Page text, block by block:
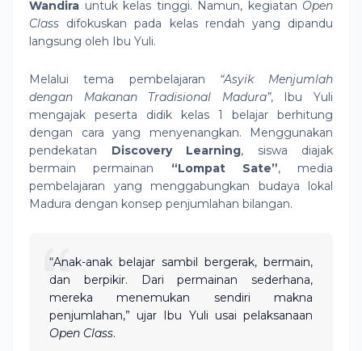
Wandira untuk kelas tinggi. Namun, kegiatan Open
Class difokuskan pada kelas rendah yang dipandu
langsung oleh Ibu Yuli.
Melalui tema pembelajaran “Asyik Menjumlah
dengan Makanan Tradisional Madura”, Ibu Yuli
mengajak peserta didik kelas 1 belajar berhitung
dengan cara yang menyenangkan. Menggunakan
pendekatan Discovery Learning, siswa diajak
bermain permainan “Lompat Sate”, media
pembelajaran yang menggabungkan budaya lokal
Madura dengan konsep penjumlahan bilangan.
“Anak-anak belajar sambil bergerak, bermain,
dan berpikir. Dari permainan sederhana,
mereka menemukan sendiri makna
penjumlahan,” ujar Ibu Yuli usai pelaksanaan
Open Class.